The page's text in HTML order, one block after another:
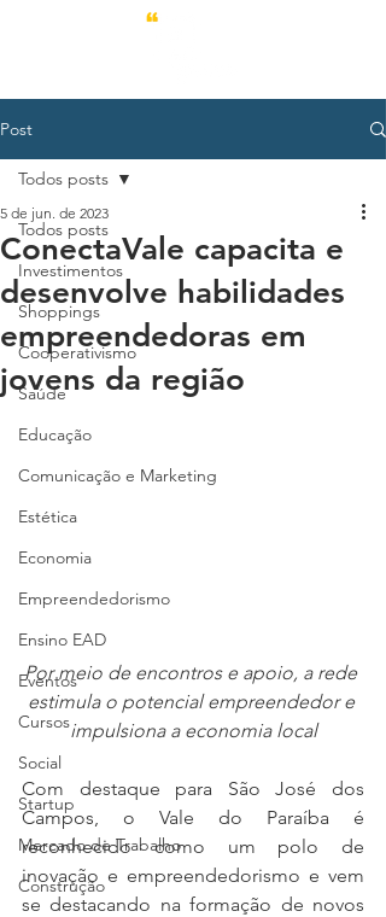
Post
Todos posts
Investimentos
Shoppings
Cooperativismo
Saúde
Educação
Comunicação e Marketing
Estética
Economia
Empreendedorismo
Ensino EAD
Eventos
Cursos
Social
Startup
Mercado de Trabalho
Construção
Todos posts
ConectaVale capacita e
desenvolve habilidades
empreendedoras em
jovens da região
5 de jun. de 2023
Por meio de encontros e apoio, a rede
estimula o potencial empreendedor e
impulsiona a economia local
Com destaque para São José dos
Campos, o Vale do Paraíba é
reconhecido como um polo de
inovação e empreendedorismo e vem
se destacando na formação de novos